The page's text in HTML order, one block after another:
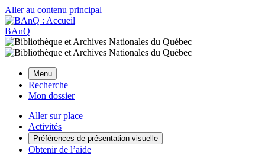
Aller au contenu principal
BAnQ
Menu
Recherche
Mon dossier
Aller sur place
Activités
Préférences de présentation visuelle
Obtenir de l’aide